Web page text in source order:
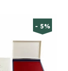
- 5%